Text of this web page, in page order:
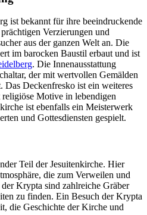
ist bekannt für ihre beeindruckende
Verzierungen und
aus der ganzen Welt an. Die
im barocken Baustil erbaut und ist
. Die Innenausstattung
der mit wertvollen Gemälden
Das Deckenfresko ist ein weiteres
Motive in lebendigen
ist ebenfalls ein Meisterwerk
und Gottesdiensten gespielt.
Teil der Jesuitenkirche. Hier
die zum Verweilen und
Krypta sind zahlreiche Gräber
zu finden. Ein Besuch der Krypta
die Geschichte der Kirche und